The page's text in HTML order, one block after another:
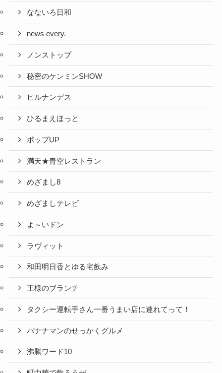
なないろ日和
news every.
ノンストップ
秘密のケンミンSHOW
ヒルナンデス
ひるまえほっと
ポップUP
満天★青空レストラン
めざまし8
めざましテレビ
よ～いドン
ラヴィット
和田明日香とゆる宅飲み
王様のブランチ
タクシー運転手さん一番うまい店に連れてって！
バナナマンのせっかくグルメ
沸騰ワード10